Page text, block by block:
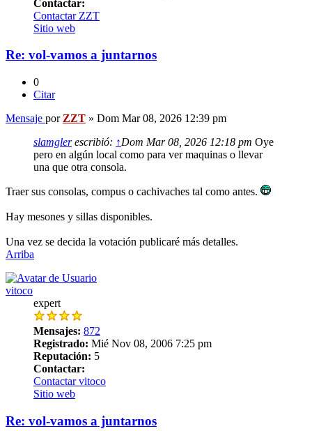
Contactar:
Contactar ZZT
Sitio web
Re: vol-vamos a juntarnos
0
Citar
Mensaje por ZZT » Dom Mar 08, 2026 12:39 pm
slamglerescribió: ↑Dom Mar 08, 2026 12:18 pm Oye
pero en algún local como para ver maquinas o llevar
una que otra consola.
Traer sus consolas, compus o cachivaches tal como antes.
Hay mesones y sillas disponibles.
Una vez se decida la votación publicaré más detalles.
Arriba
vitoco
expert
Mensajes: 872
Registrado: Mié Nov 08, 2006 7:25 pm
Reputación: 5
Contactar:
Contactar vitoco
Sitio web
Re: vol-vamos a juntarnos